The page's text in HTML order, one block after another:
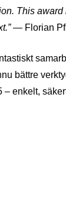
This
— Florian
bättre
enkelt,